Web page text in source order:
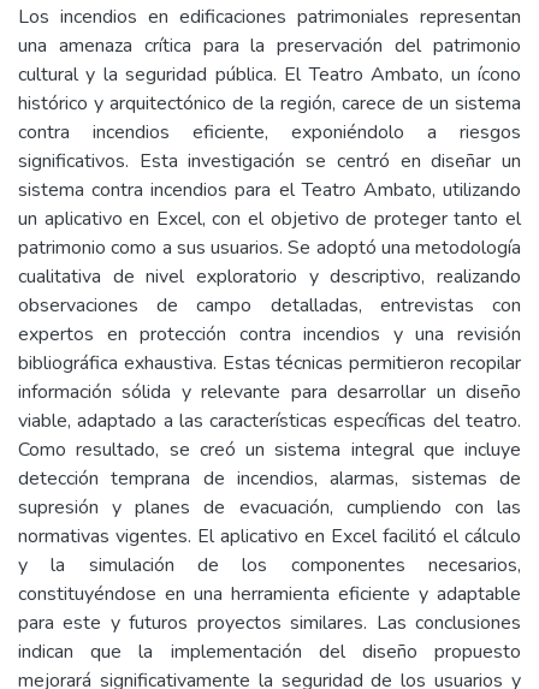
Los incendios en edificaciones patrimoniales representan
una amenaza crítica para la preservación del patrimonio
cultural y la seguridad pública. El Teatro Ambato, un ícono
histórico y arquitectónico de la región, carece de un sistema
contra incendios eficiente, exponiéndolo a riesgos
significativos. Esta investigación se centró en diseñar un
sistema contra incendios para el Teatro Ambato, utilizando
un aplicativo en Excel, con el objetivo de proteger tanto el
patrimonio como a sus usuarios. Se adoptó una metodología
cualitativa de nivel exploratorio y descriptivo, realizando
observaciones de campo detalladas, entrevistas con
expertos en protección contra incendios y una revisión
bibliográfica exhaustiva. Estas técnicas permitieron recopilar
información sólida y relevante para desarrollar un diseño
viable, adaptado a las características específicas del teatro.
Como resultado, se creó un sistema integral que incluye
detección temprana de incendios, alarmas, sistemas de
supresión y planes de evacuación, cumpliendo con las
normativas vigentes. El aplicativo en Excel facilitó el cálculo
y la simulación de los componentes necesarios,
constituyéndose en una herramienta eficiente y adaptable
para este y futuros proyectos similares. Las conclusiones
indican que la implementación del diseño propuesto
mejorará significativamente la seguridad de los usuarios y